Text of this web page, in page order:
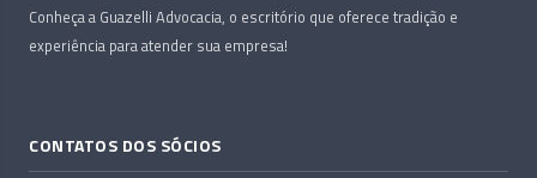
Conheça a Guazelli Advocacia, o escritório que oferece tradição e
experiência para atender sua empresa!
CONTATOS DOS SÓCIOS